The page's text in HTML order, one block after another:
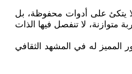
لا يتكئ على أدوات محفوظة، بل
متوازنة، لا تنفصل فيها الذات
المميز له في المشهد الثقافي